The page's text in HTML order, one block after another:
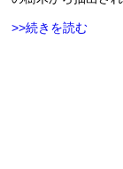
>>続きを読む